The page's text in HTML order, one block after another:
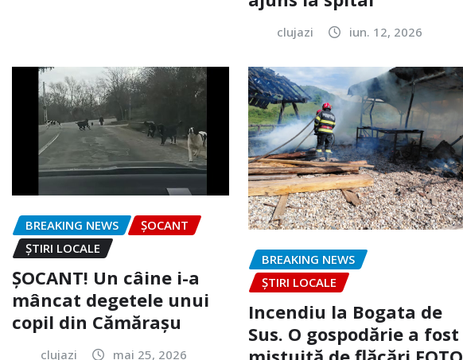
clujazi iun. 12, 2026
BREAKING NEWS
ȘOCANT
ȘTIRI LOCALE
ȘOCANT! Un câine i-a
mâncat degetele unui
copil din Cămărașu
clujazi mai 25, 2026
BREAKING NEWS
ȘTIRI LOCALE
Incendiu la Bogata de
Sus. O gospodărie a fost